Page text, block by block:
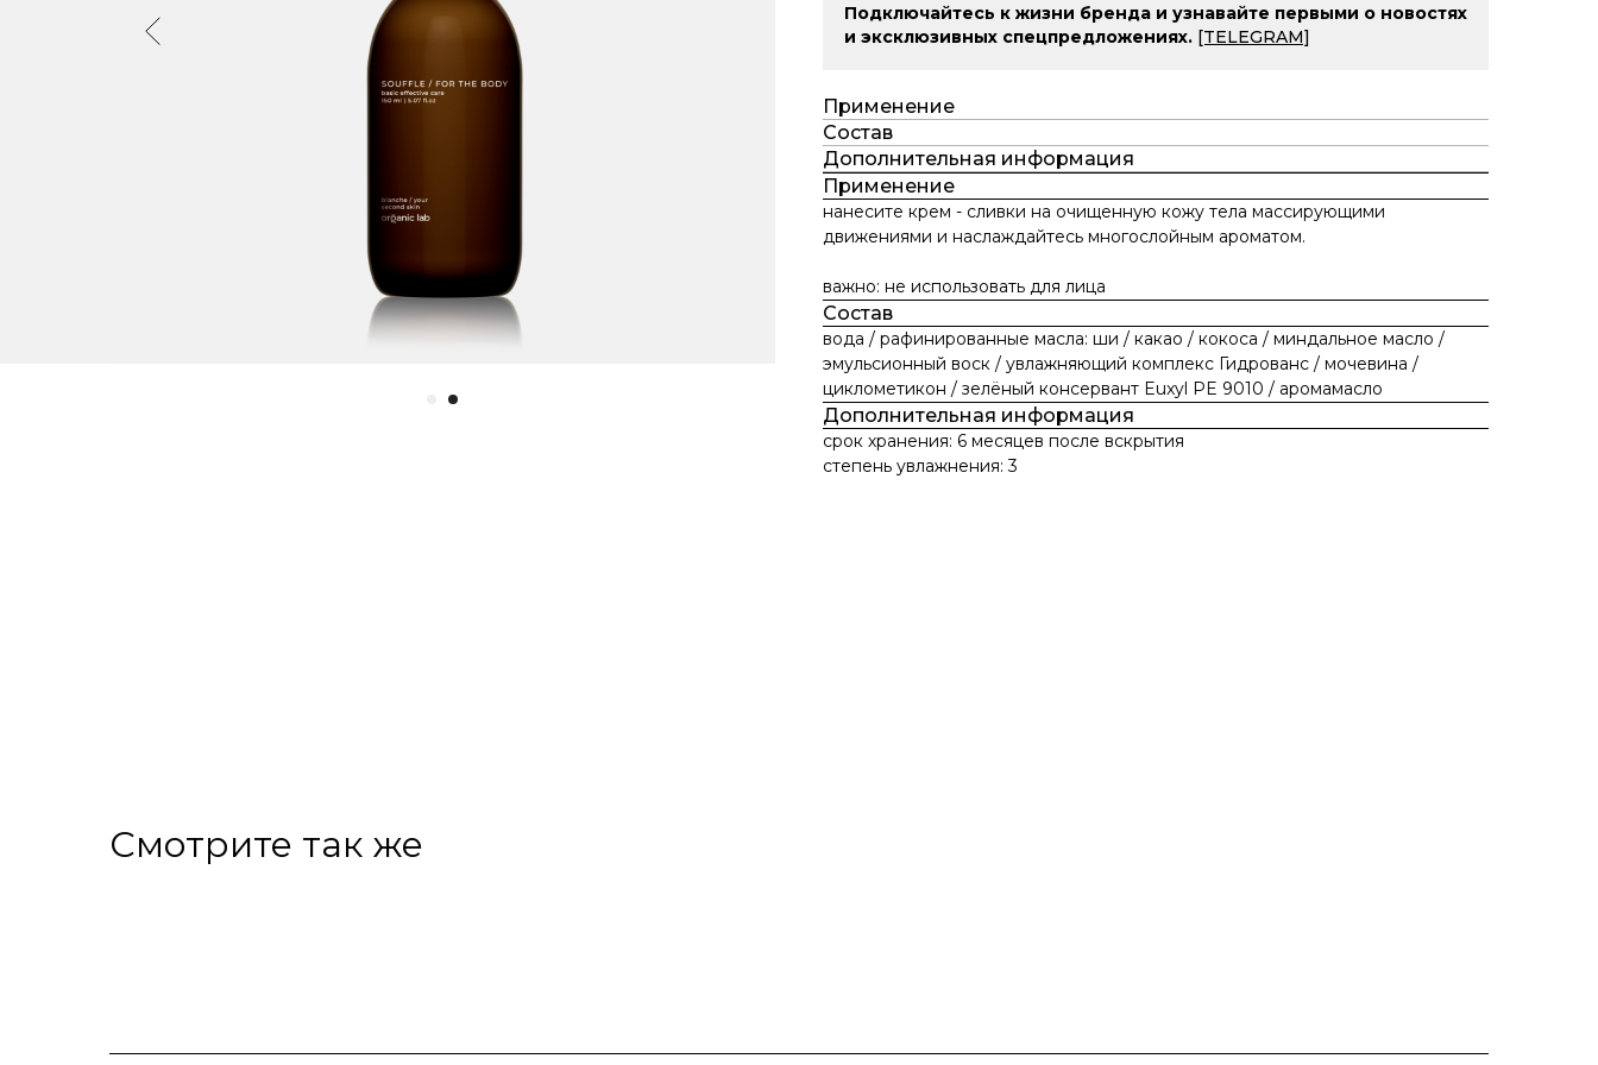
Подключайтесь к жизни бренда и узнавайте первыми о новостях
и эксклюзивных спецпредложениях. [TELEGRAM]
Применение
Состав
Дополнительная информация
Применение
нанесите крем - сливки на очищенную кожу тела массирующими
движениями и наслаждайтесь многослойным ароматом.
важно: не использовать для лица
Состав
вода / рафинированные масла: ши / какао / кокоса / миндальное масло /
эмульсионный воск / увлажняющий комплекс Гидрованс / мочевина /
циклометикон / зелёный консервант Euxyl PE 9010 / аромамасло
Дополнительная информация
срок хранения: 6 месяцев после вскрытия
степень увлажнения: 3
Смотрите так же